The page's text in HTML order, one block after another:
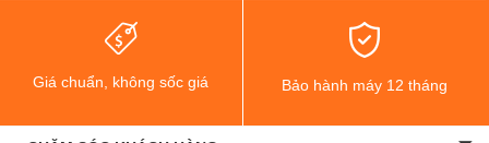
Giá chuẩn, không sốc giá Bảo hành máy 12 tháng